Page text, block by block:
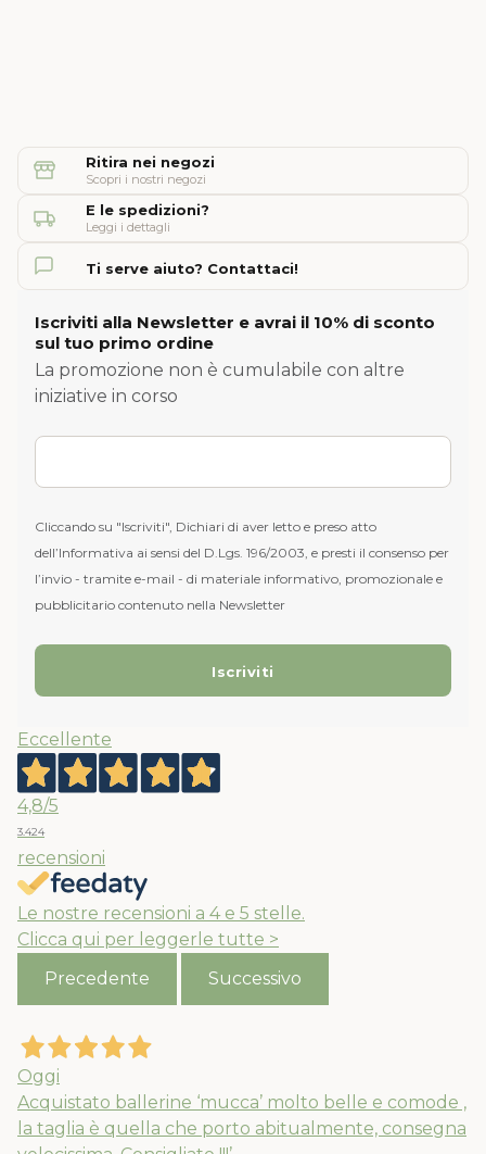
Ritira nei negozi
Scopri i nostri negozi
E le spedizioni?
Leggi i dettagli
Ti serve aiuto? Contattaci!
Iscriviti alla Newsletter e avrai il 10% di sconto
sul tuo primo ordine
La promozione non è cumulabile con altre
iniziative in corso
Cliccando su "Iscriviti", Dichiari di aver letto e preso atto
dell’Informativa ai sensi del D.Lgs. 196/2003, e presti il consenso per
l’invio - tramite e-mail - di materiale informativo, promozionale e
pubblicitario contenuto nella Newsletter
Eccellente
4,8/5
3.424
recensioni
Le nostre recensioni a 4 e 5 stelle.
Clicca qui per leggerle tutte >
Precedente
Successivo
Oggi
Acquistato ballerine ‘mucca’ molto belle e comode ,
la taglia è quella che porto abitualmente, consegna